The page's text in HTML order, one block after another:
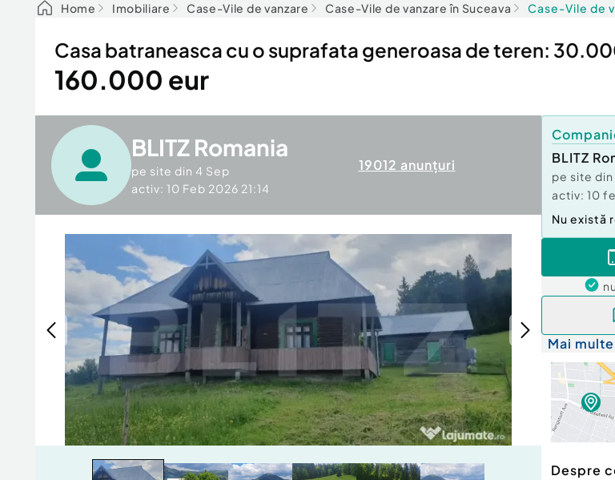
Home Imobiliare Case-Vile de vanzare Case-Vile de vanzare în Suceava Case-Vile de
Casa batraneasca cu o suprafata generoasa de teren:
160.000 eur
BLITZ Romania
pe site din 4 Sep
activ: 10 Feb 2026 21:14
19012 anunțuri
BLITZ
pe site din
activ: 10
Nu există
Mai
Despre